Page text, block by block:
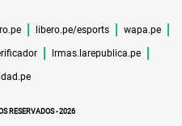
libero.pe/esports wapa.pe
lrmas.larepublica.pe
RESERVADOS -2026